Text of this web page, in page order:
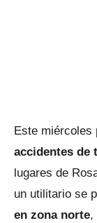
Este miércoles
accidentes de
lugares de
un utilitario se
en zona norte,